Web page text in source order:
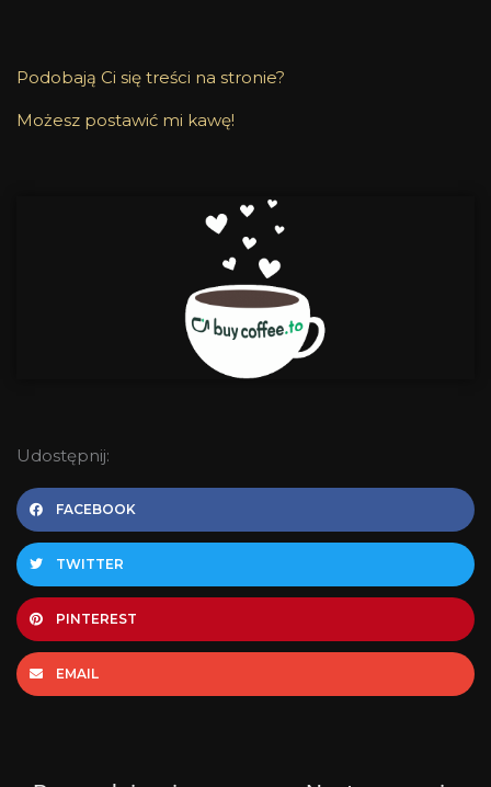
Podobają Ci się treści na stronie?
Możesz postawić mi kawę!
Udostępnij:
FACEBOOK
TWITTER
PINTEREST
EMAIL